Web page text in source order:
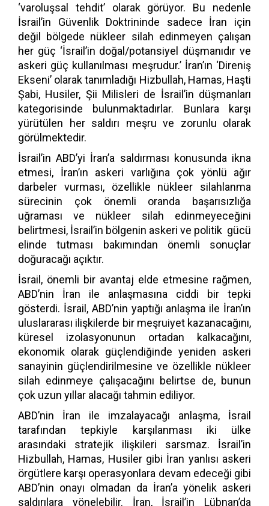
‘varoluşsal tehdit’ olarak görüyor. Bu nedenle
İsrail’in Güvenlik Doktrininde sadece İran için
değil bölgede nükleer silah edinmeyen çalışan
her güç ‘İsrail’in doğal/potansiyel düşmanıdır ve
askeri güç kullanılması meşrudur.’ İran’ın ‘Direniş
Ekseni’ olarak tanımladığı Hizbullah, Hamas, Haşti
Şabi, Husiler, Şii Milisleri de İsrail’in düşmanları
kategorisinde bulunmaktadırlar. Bunlara karşı
yürütülen her saldırı meşru ve zorunlu olarak
görülmektedir.
İsrail’in ABD’yi İran’a saldırması konusunda ikna
etmesi, İran’ın askeri varlığına çok yönlü ağır
darbeler vurması, özellikle nükleer silahlanma
sürecinin çok önemli oranda başarısızlığa
uğraması ve nükleer silah edinmeyeceğini
belirtmesi, İsrail’in bölgenin askeri ve politik gücü
elinde tutması bakımından önemli sonuçlar
doğuracağı açıktır.
İsrail, önemli bir avantaj elde etmesine rağmen,
ABD’nin İran ile anlaşmasına ciddi bir tepki
gösterdi. İsrail, ABD’nin yaptığı anlaşma ile İran’ın
uluslararası ilişkilerde bir meşruiyet kazanacağını,
küresel izolasyonunun ortadan kalkacağını,
ekonomik olarak güçlendiğinde yeniden askeri
sanayinin güçlendirilmesine ve özellikle nükleer
silah edinmeye çalışacağını belirtse de, bunun
çok uzun yıllar alacağı tahmin ediliyor.
ABD’nin İran ile imzalayacağı anlaşma, İsrail
tarafından tepkiyle karşılanması iki ülke
arasındaki stratejik ilişkileri sarsmaz. İsrail’in
Hizbullah, Hamas, Husiler gibi İran yanlısı askeri
örgütlere karşı operasyonlara devam edeceği gibi
ABD’nin onayı olmadan da İran’a yönelik askeri
saldırılara yönelebilir. İran, İsrail’in Lübnan’da